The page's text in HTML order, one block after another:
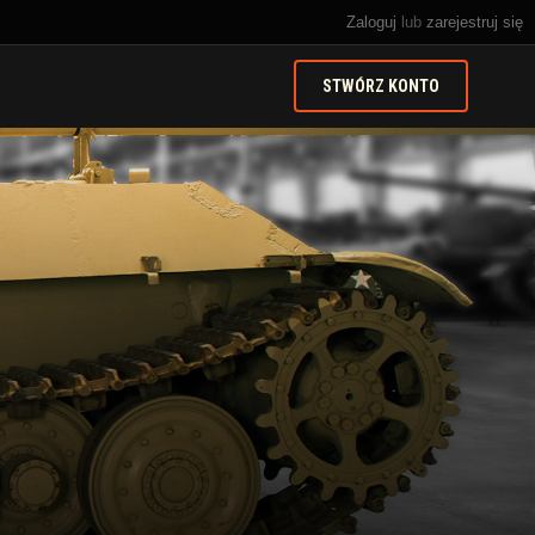
Zaloguj lub zarejestruj się
STWÓRZ KONTO